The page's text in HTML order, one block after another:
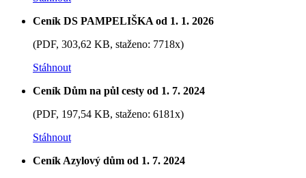
Ceník DS PAMPELIŠKA od 1. 1. 2026
(PDF, 303,62 KB, staženo: 7718x)
Stáhnout
Ceník Dům na půl cesty od 1. 7. 2024
(PDF, 197,54 KB, staženo: 6181x)
Stáhnout
Ceník Azylový dům od 1. 7. 2024